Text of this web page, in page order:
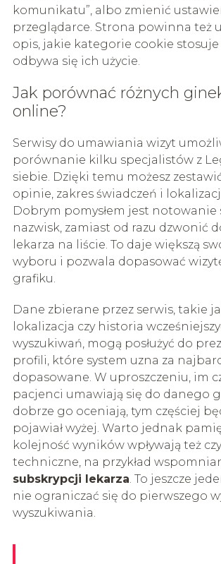
komunikatu”, albo zmienić
przeglądarce. Strona powinna też
opis, jakie kategorie cookie
odbywa się ich użycie.
Jak porównać różnych
online?
Serwisy do umawiania wizyt
porównanie kilku specjalistów z
siebie. Dzięki temu możesz
opinie, zakres świadczeń i
Dobrym pomysłem jest notowanie
nazwisk, zamiast od razu dzwonić
lekarza na liście. To daje większą
wyboru i pozwala dopasować
grafiku.
Dane zbierane przez serwis, takie
lokalizacja czy historia
wyszukiwań, mogą posłużyć do
profili, które system uzna za
dopasowane. W uproszczeniu, im
pacjenci umawiają się do danego
dobrze go oceniają, tym częściej
pojawiał wyżej. Warto jednak
kolejność wyników wpływają też
techniczne, na przykład
subskrypcji lekarza. To jeszcze
nie ograniczać się do pierwszego
wyszukiwania.